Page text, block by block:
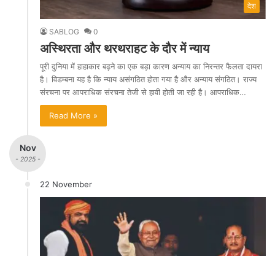
देश
SABLOG 0
अस्थिरता और थरथराहट के दौर में न्याय
पूरी दुनिया में हाहाकार बढ़ने का एक बड़ा कारण अन्याय का निरन्तर फैलता दायरा
है। विडम्बना यह है कि न्याय असंगठित होता गया है और अन्याय संगठित। राज्य
संरचना पर आपराधिक संरचना तेजी से हावी होती जा रही है। आपराधिक…
Read More »
Nov
- 2025 -
22 November